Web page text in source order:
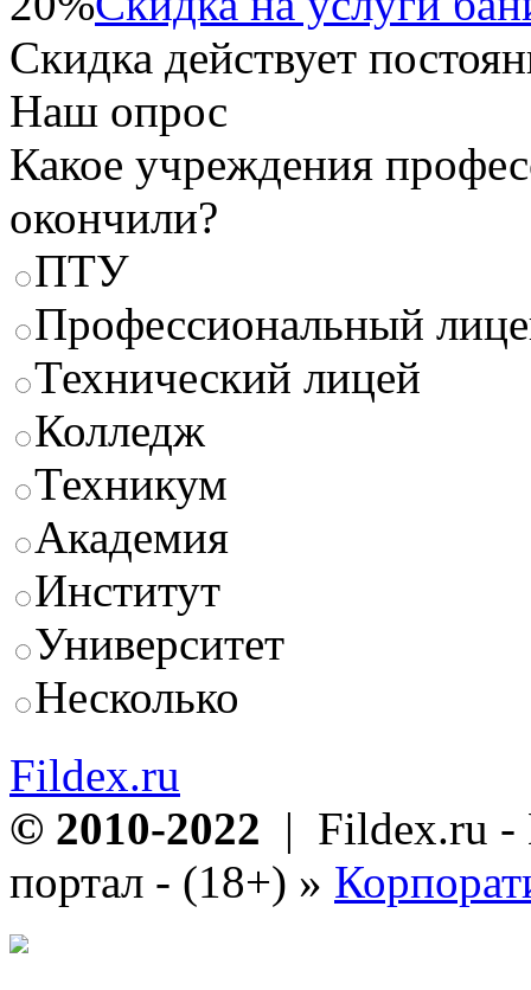
Скидка действует
Наш опрос
Какое учреждения
окончили?
ПТУ
Профессиональный
Технический лицей
Колледж
Техникум
Академия
Институт
Университет
Несколько
Fildex.ru
© 2010-2022 | Fildex.ru -
портал - (18+) »